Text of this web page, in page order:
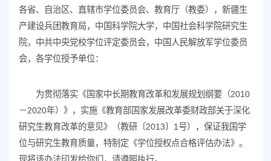
各省、自治区、直辖市学位委员会、教育厅（教委），新疆生
产建设兵团教育局，中国科学院大学，中国社会科学院研究生
院，中共中央党校学位评定委员会，中国人民解放军学位委员
会，各学位授予单位：
为贯彻落实《国家中长期教育改革和发展规划纲要（2010
－2020年）》，实施《教育部国家发展改革委财政部关于深化
研究生教育改革的意见》（教研〔2013〕1号），保证我国学
位与研究生教育质量，特制定《学位授权点合格评估办法》。